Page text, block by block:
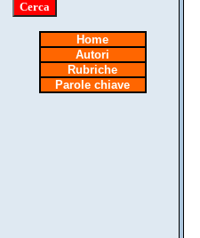
Home
Autori
Rubriche
Parole chiave